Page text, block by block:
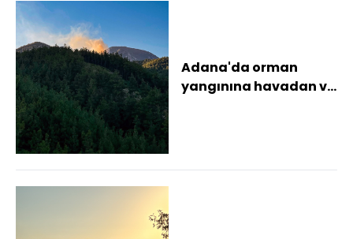
Adana'da orman
yangınına havadan ve